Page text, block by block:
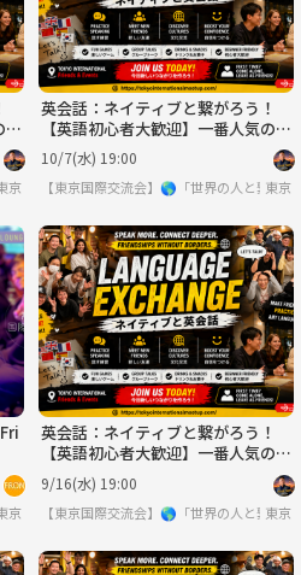
英
たい」違う世界見てみたい方は必見 ※英語喋
京
英会話：ネイティブと繋がろう！
【英語初心者大歓迎】一番人気の英
会話！
10/7(水) 19:00
【東京国際交流会】🌎「世界の人と繋り
東京
国際交流会 by FRON/Tokyo International Friends since.2015【event
京
英会話：ネイティブと繋がろう！
【英語初心者大歓迎】一番人気の英
会話！
9/16(水) 19:00
【東京国際交流会】🌎「世界の人と繋り
東京